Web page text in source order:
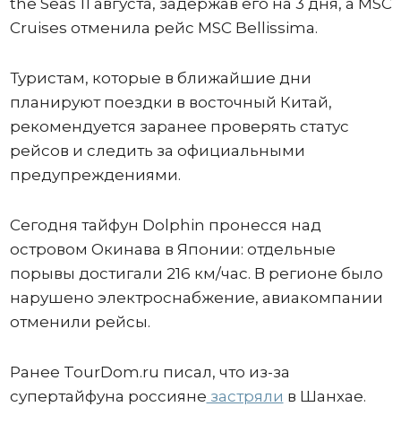
the Seas 11 августа, задержав его на 3 дня, а MSC
Cruises отменила рейс MSC Bellissima.
Туристам, которые в ближайшие дни
планируют поездки в восточный Китай,
рекомендуется заранее проверять статус
рейсов и следить за официальными
предупреждениями.
Сегодня тайфун Dolphin пронесся над
островом Окинава в Японии: отдельные
порывы достигали 216 км/час. В регионе было
нарушено электроснабжение, авиакомпании
отменили рейсы.
Ранее TourDom.ru писал, что из-за
супертайфуна россияне застряли в Шанхае.